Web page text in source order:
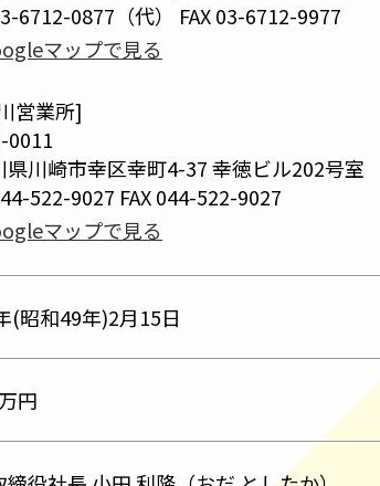
6712-0877（代） FAX 03-6712-9977
マップで見る
営業所]
0011
県川崎市幸区幸町4-37幸徳ビル202号室
522-9027 FAX 044-522-9027
マップで見る
(昭和49年)2月15日
円